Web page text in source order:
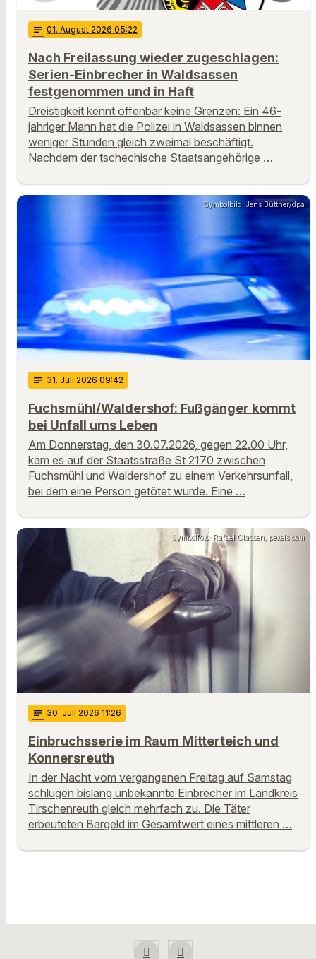
notes 01. August 2026 05:22
Nach Freilassung wieder zugeschlagen:
Serien-Einbrecher in Waldsassen
festgenommen und in Haft
Dreistigkeit kennt offenbar keine Grenzen: Ein 46-
jähriger Mann hat die Polizei in Waldsassen binnen
weniger Stunden gleich zweimal beschäftigt.
Nachdem der tschechische Staatsangehörige …
Symbolbild: Jens Büttner/dpa
notes 31. Juli 2026 09:42
Fuchsmühl/Waldershof: Fußgänger kommt
bei Unfall ums Leben
Am Donnerstag, den 30.07.2026, gegen 22.00 Uhr,
kam es auf der Staatsstraße St 2170 zwischen
Fuchsmühl und Waldershof zu einem Verkehrsunfall,
bei dem eine Person getötet wurde. Eine …
Symbolfoto: Rafael Classen, pexels.com
notes 30. Juli 2026 11:26
Einbruchsserie im Raum Mitterteich und
Konnersreuth
In der Nacht vom vergangenen Freitag auf Samstag
schlugen bislang unbekannte Einbrecher im Landkreis
Tirschenreuth gleich mehrfach zu. Die Täter
erbeuteten Bargeld im Gesamtwert eines mittleren …